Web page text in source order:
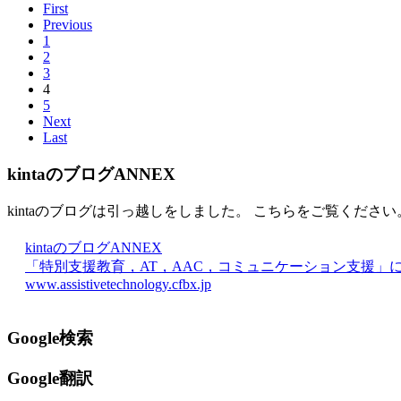
First
Previous
1
2
3
4
5
Next
Last
kintaのブログANNEX
kintaのブログは引っ越しをしました。 こちらをご覧ください
kintaのブログANNEX
「特別支援教育，AT，AAC，コミュニケーション支援」
www.assistivetechnology.cfbx.jp
Google検索
Google翻訳